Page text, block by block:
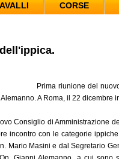
CORSE
Prima riunione del
A Roma, il 22 dicembre
Consiglio di Amministrazione
incontro con le categorie
Mario Masini e dal Segretario